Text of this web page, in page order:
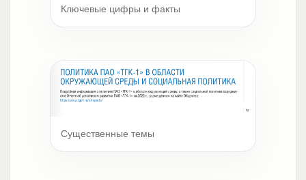
Ключевые цифры и факты
Существенные темы